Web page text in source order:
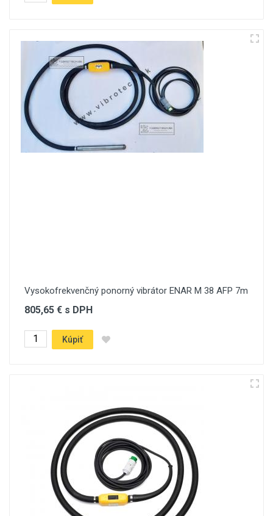
Vysokofrekvenčný ponorný vibrátor ENAR M 38 AFP 7m
805,65 € s DPH
Kúpiť